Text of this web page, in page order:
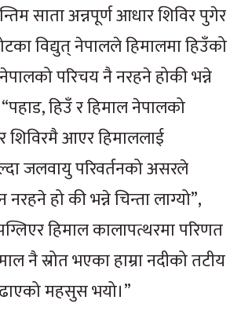
साता अन्नपूर्ण आधार शिविर पुगेर
विद्युत् नेपालले हिमालमा हिउँको
नेपालको परिचय नै नरहने होकी भन्ने
हिउँ र हिमाल नेपालको
शिविरमै आएर हिमाललाई
जलवायु परिवर्तनको असरले
हो की भन्ने चिन्ता लाग्यो”,
हिमाल कालापत्थरमा परिणत
नै स्रोत भएका हाम्रा नदीको तटीय
महसुस भयो।”